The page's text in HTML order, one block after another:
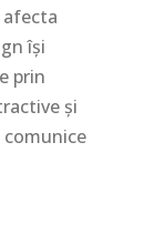
afecta
își
prin
și
comunice